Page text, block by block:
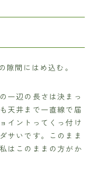
隙間にはめ込む。
一辺の長さは決まっ
天井まで一直線で届
イントってくっ付け
サいです。このまま
はこのままの方がか